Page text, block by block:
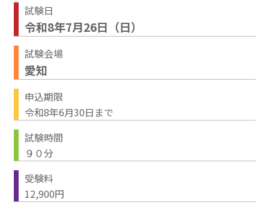
試験日
令和8年7月26日（日）
試験会場
愛知
申込期限
令和8年6月30日まで
試験時間
９０分
受験料
12,900円